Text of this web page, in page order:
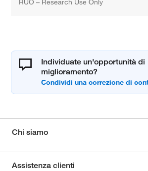
RUO – Research Use Only
Individuate un'opportunità di
miglioramento?
Chi siamo
Assistenza clienti